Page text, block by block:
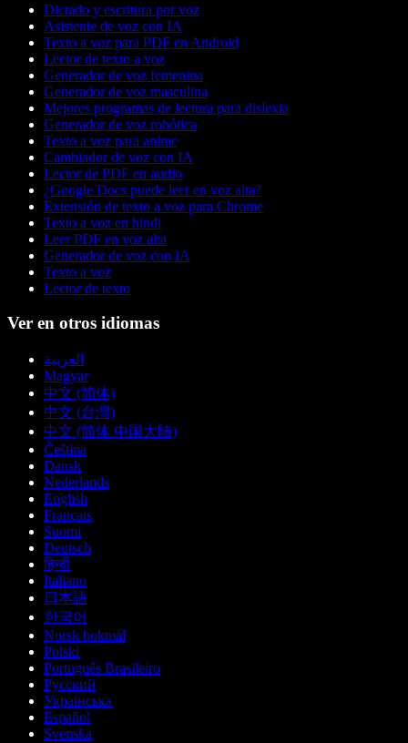
Dictado y escritura por voz
Asistente de voz con IA
Texto a voz para PDF en Android
Lector de texto a voz
Generador de voz femenina
Generador de voz masculina
Mejores programas de lectura para dislexia
Generador de voz robótica
Texto a voz para anime
Cambiador de voz con IA
Lector de PDF en audio
¿Google Docs puede leer en voz alta?
Extensión de texto a voz para Chrome
Texto a voz en hindi
Leer PDF en voz alta
Generador de voz con IA
Texto a voz
Lector de texto
Ver en otros idiomas
العربية
Magyar
中文 (简体)
中文 (台灣)
中文 (简体 中国大陆)
Čeština
Dansk
Nederlands
English
Français
Suomi
Deutsch
हिन्दी
Italiano
日本語
한국어
Norsk bokmål
Polski
Português Brasileiro
Русский
Українська
Español
Svenska